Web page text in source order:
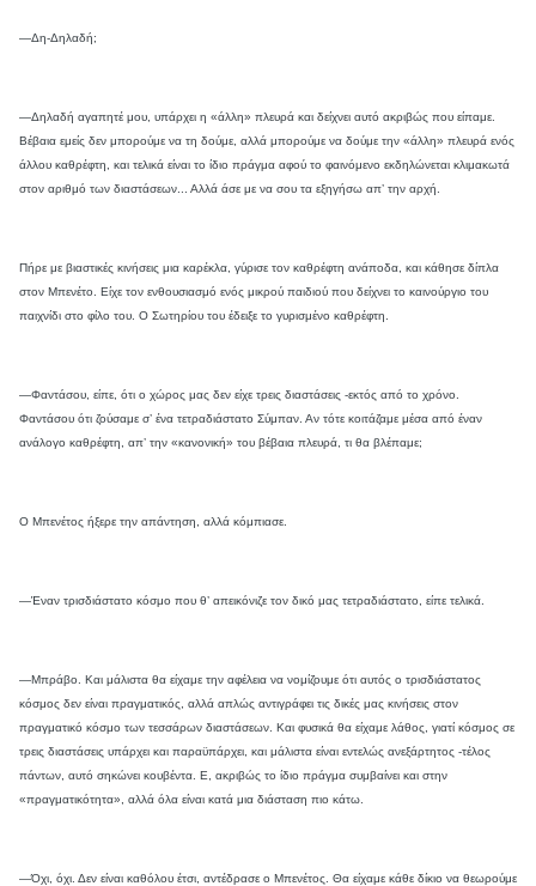
—Δη-Δηλαδή;
—Δηλαδή αγαπητέ μου, υπάρχει η «άλλη» πλευρά και δείχνει αυτό ακριβώς που είπαμε.
Βέβαια εμείς δεν μπορούμε να τη δούμε, αλλά μπορούμε να δούμε την «άλλη» πλευρά ενός
άλλου καθρέφτη, και τελικά είναι το ίδιο πράγμα αφού το φαινόμενο εκδηλώνεται κλιμακωτά
στον αριθμό των διαστάσεων... Αλλά άσε με να σου τα εξηγήσω απ’ την αρχή.
Πήρε με βιαστικές κινήσεις μια καρέκλα, γύρισε τον καθρέφτη ανάποδα, και κάθησε δίπλα
στον Μπενέτο. Είχε τον ενθουσιασμό ενός μικρού παιδιού που δείχνει το καινούργιο του
παιχνίδι στο φίλο του. Ο Σωτηρίου του έδειξε το γυρισμένο καθρέφτη.
—Φαντάσου, είπε, ότι ο χώρος μας δεν είχε τρεις διαστάσεις -εκτός από το χρόνο.
Φαντάσου ότι ζούσαμε σ’ ένα τετραδιάστατο Σύμπαν. Αν τότε κοιτάζαμε μέσα από έναν
ανάλογο καθρέφτη, απ’ την «κανονική» του βέβαια πλευρά, τι θα βλέπαμε;
Ο Μπενέτος ήξερε την απάντηση, αλλά κόμπιασε.
—Έναν τρισδιάστατο κόσμο που θ’ απεικόνιζε τον δικό μας τετραδιάστατο, είπε τελικά.
—Μπράβο. Και μάλιστα θα είχαμε την αφέλεια να νομίζουμε ότι αυτός ο τρισδιάστατος
κόσμος δεν είναι πραγματικός, αλλά απλώς αντιγράφει τις δικές μας κινήσεις στον
πραγματικό κόσμο των τεσσάρων διαστάσεων. Και φυσικά θα είχαμε λάθος, γιατί κόσμος σε
τρεις διαστάσεις υπάρχει και παραϋπάρχει, και μάλιστα είναι εντελώς ανεξάρτητος -τέλος
πάντων, αυτό σηκώνει κουβέντα. Ε, ακριβώς το ίδιο πράγμα συμβαίνει και στην
«πραγματικότητα», αλλά όλα είναι κατά μια διάσταση πιο κάτω.
—Όχι, όχι. Δεν είναι καθόλου έτσι, αντέδρασε ο Μπενέτος. Θα είχαμε κάθε δίκιο να θεωρούμε